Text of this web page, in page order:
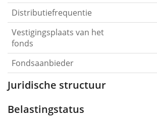
Distributiefrequentie
Vestigingsplaats van het
fonds
Fondsaanbieder
Juridische structuur
Belastingstatus